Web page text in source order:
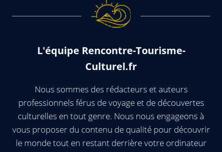
L'équipe Rencontre-Tourisme-
Culturel.fr
Nous sommes des rédacteurs et auteurs
professionnels férus de voyage et de découvertes
culturelles en tout genre. Nous nous engageons à
vous proposer du contenu de qualité pour découvrir
le monde tout en restant derrière votre ordinateur